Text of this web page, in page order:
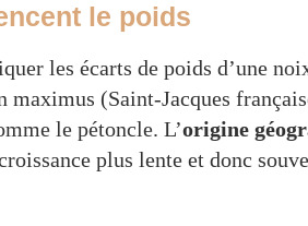
le poids
les écarts de poids d’une
maximus (Saint-Jacques
le pétoncle. L’origine
plus lente et donc